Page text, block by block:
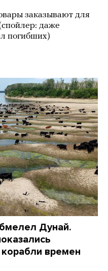
заказывают для
даже
погибших)
Дунай.
времен